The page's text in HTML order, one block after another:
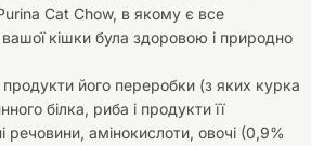
Cat Chow, в якому є все
кішки була здоровою і природно
його переробки (з яких курка
білка, риба і продукти її
речовини, амінокислоти, овочі (0,9%